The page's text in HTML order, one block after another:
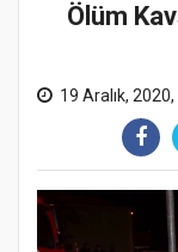
Ölüm
19 Aralık,